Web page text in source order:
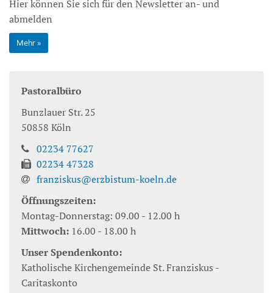
Hier können Sie sich für den Newsletter an- und
abmelden
Mehr
Pastoralbüro
Bunzlauer Str. 25
50858 Köln
02234 77627
02234 47328
franziskus@erzbistum-koeln.de
Öffnungszeiten:
Montag-Donnerstag: 09.00 - 12.00 h
Mittwoch: 16.00 - 18.00 h
Unser Spendenkonto:
Katholische Kirchengemeinde St. Franziskus -
Caritaskonto